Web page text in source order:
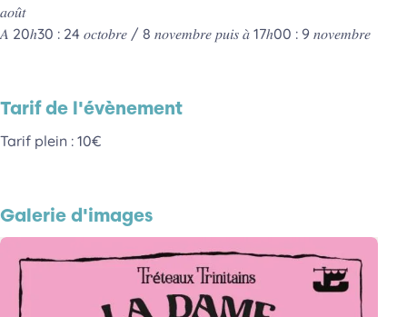
𝑎𝑜𝑢̂𝑡
𝐴 20ℎ30 : 24 𝑜𝑐𝑡𝑜𝑏𝑟𝑒 / 8 𝑛𝑜𝑣𝑒𝑚𝑏𝑟𝑒 𝑝𝑢𝑖𝑠 𝑎̀ 17ℎ00 : 9 𝑛𝑜𝑣𝑒𝑚𝑏𝑟𝑒
Tarif de l'évènement
Tarif plein : 10€
Galerie d'images